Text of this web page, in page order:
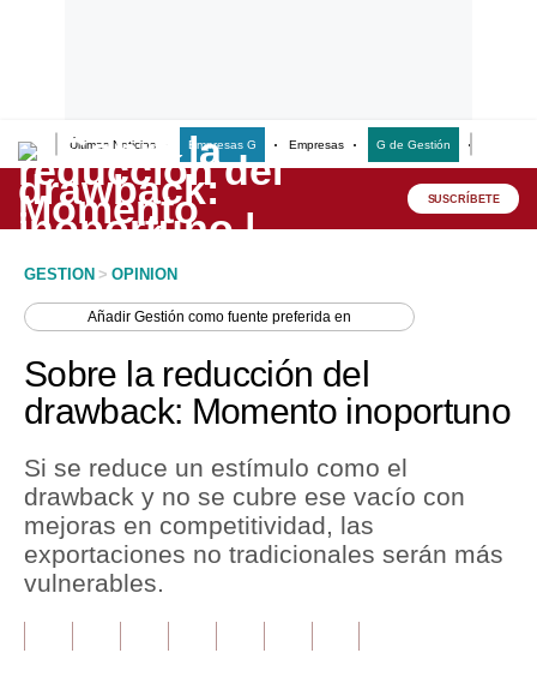
Últimas Noticias Empresas G Empresas G de Gestión
Lo último
Peru Quiosco
Economía
Perú
Política
Tu Dinero
SUSCRÍBETE
GESTION > OPINION
AñadirGestión como fuente preferida en
Sobre la reducción del
drawback: Momento inoportuno
Si se reduce un estímulo como el
drawback y no se cubre ese vacío con
mejoras en competitividad, las
exportaciones no tradicionales serán más
vulnerables.